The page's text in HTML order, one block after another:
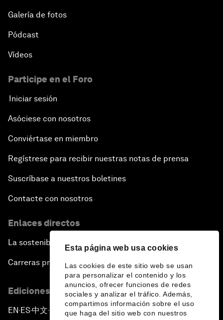
Esta página web usa cookies
Las cookies de este sitio web se usan
para personalizar el contenido y los
anuncios, ofrecer funciones de redes
sociales y analizar el tráfico. Además,
compartimos información sobre el uso
que haga del sitio web con nuestros
Galería de fotos
Pódcast
Vídeos
Participe en el Foro
Iniciar sesión
Asóciese con nosotros
Conviértase en miembro
Regístrese para recibir nuestras notas de prensa
Suscríbase a nuestros boletines
Contacte con nosotros
Enlaces directos
La sostenibilidad en el Foro
Carreras profesionales
Ediciones en otros idiomas
EN ▪ES▪中文▪ 日本語